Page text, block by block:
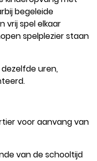
begeleide
vrij spel elkaar
spelplezier staan
uren,
voor aanvang van
van de schooltijd